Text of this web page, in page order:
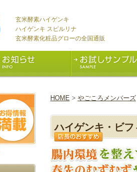
玄米酵素ハイゲンキ
ハイゲンキ スピルリナ
玄米酵素化粧品グローの全国通販
HOME > やごころメンバーズ
ハイゲンキ・ビフ